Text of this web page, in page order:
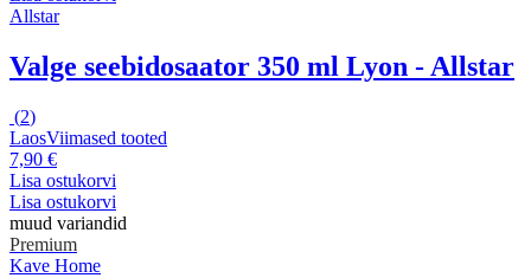
Allstar
Valge seebidosaator 350 ml Lyon - Allstar
(2)
LaosViimased tooted
7,90 €
Lisa ostukorvi
Lisa ostukorvi
muud variandid
Premium
Kave Home